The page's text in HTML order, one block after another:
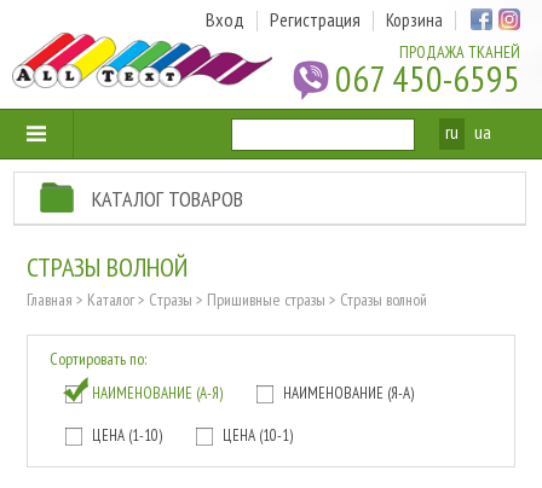
ПРОДАЖА ТКАНЕЙ
067 450-6595
Вход Регистрация Корзина
ru ua
КАТАЛОГ ТОВАРОВ
СТРАЗЫ ВОЛНОЙ
Главная > Каталог> Cтразы > Пришивные стразы > Стразы волной
Сортировать по:
НАИМЕНОВАНИЕ (А-Я) НАИМЕНОВАНИЕ (Я-А)
ЦЕНА (1-10) ЦЕНА (10-1)